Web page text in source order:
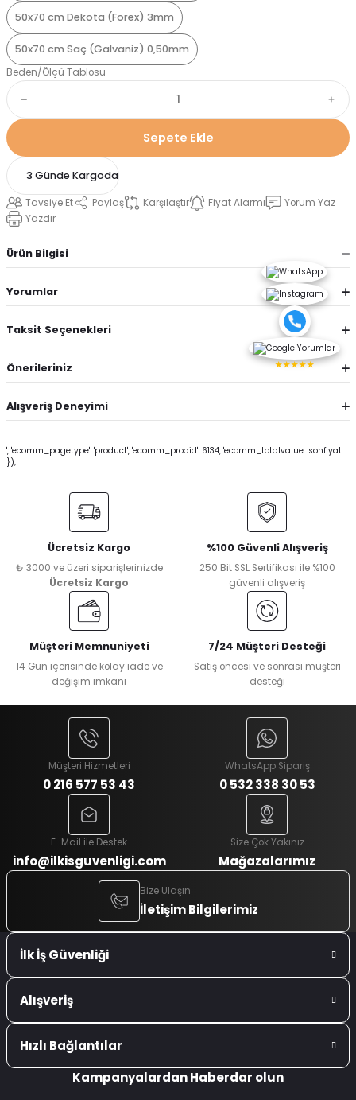
50x70 cm Dekota (Forex) 3mm
50x70 cm Saç (Galvaniz) 0,50mm
Beden/Ölçü Tablosu
Sepete Ekle
3 Günde Kargoda
Tavsiye Et Paylaş Karşılaştır Fiyat Alarmı
Yorum Yaz
Yazdır
Ürün Bilgisi
Yorumlar
Taksit Seçenekleri
Önerileriniz
Alışveriş Deneyimi
', 'ecomm_pagetype': 'product', 'ecomm_prodid': 6134, 'ecomm_totalvalue': sonfiyat
});
Ücretsiz Kargo
₺ 3000 ve üzeri siparişlerinizde
Ücretsiz Kargo
%100 Güvenli Alışveriş
250 Bit SSL Sertifikası ile %100
güvenli alışveriş
Müşteri Memnuniyeti
14 Gün içerisinde kolay iade ve
değişim imkanı
7/24 Müşteri Desteği
Satış öncesi ve sonrası müşteri
desteği
Müşteri Hizmetleri
0 216 577 53 43
WhatsApp Sipariş
0 532 338 30 53
E-Mail ile Destek
info@ilkisguvenligi.com
Size Çok Yakınız
Mağazalarımız
Bize Ulaşın
İletişim Bilgilerimiz
İlk İş Güvenliği
Alışveriş
Hızlı Bağlantılar
★★★★★
Kampanyalardan Haberdar olun